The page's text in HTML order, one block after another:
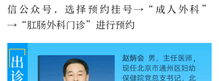
信公众号，选择预约挂号→“成人外科”
→“肛肠外科门诊”进行预约